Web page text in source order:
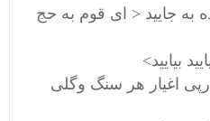
به جایید < ای قوم به حج
بیایید>
اغیار هر سنگ وگلی